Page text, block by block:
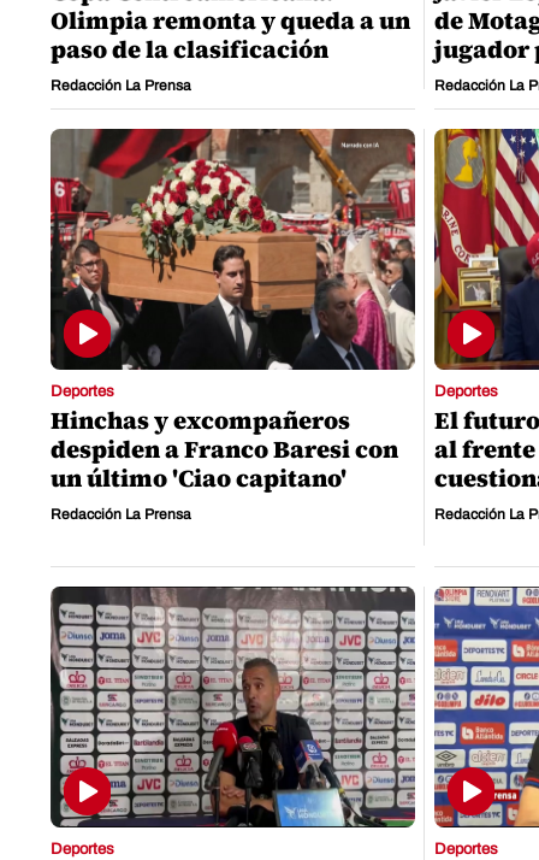
Olimpia remonta y queda a un
paso de la clasificación
Redacción La Prensa
de
jugador
Redacción La
Deportes
Hinchas y excompañeros
despiden a Franco Baresi con
un último 'Ciao capitano'
Redacción La Prensa
Deportes
El
al frente
Redacción La
Deportes Deportes